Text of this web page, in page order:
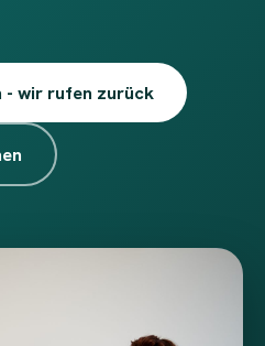
wir rufen zurück